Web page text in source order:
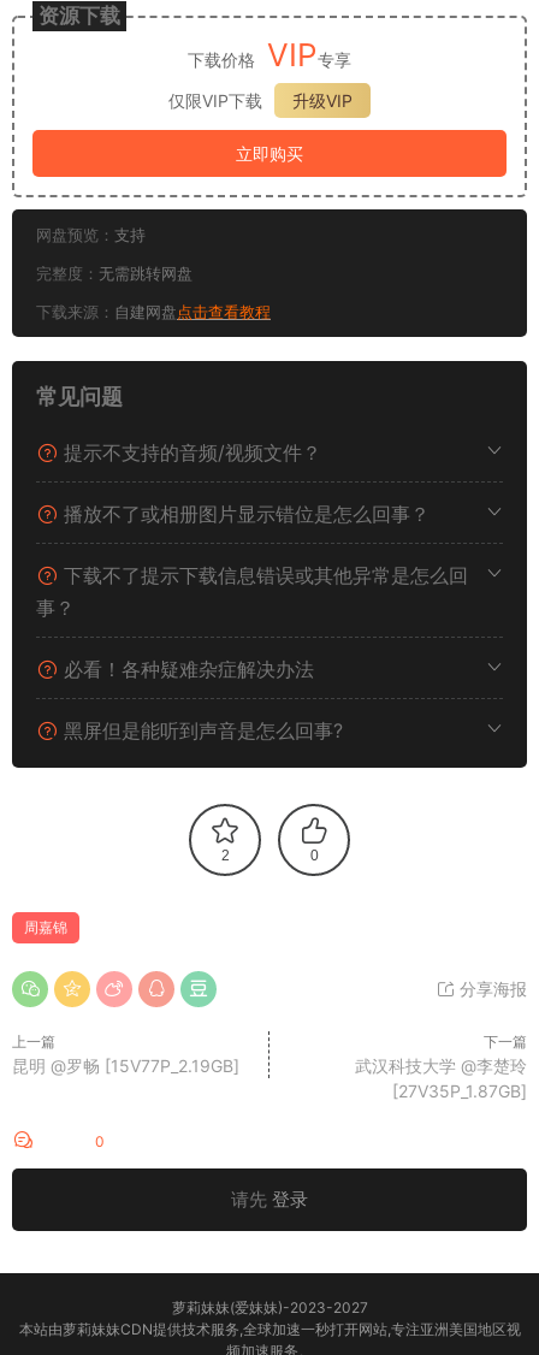
资源下载
下载价格 VIP专享
仅限VIP下载
升级VIP
立即购买
网盘预览： 支持
完整度： 无需跳转网盘
下载来源： 自建网盘点击查看教程
常见问题
提示不支持的音频/视频文件？
播放不了或相册图片显示错位是怎么回事？
下载不了提示下载信息错误或其他异常是怎么回
事？
必看！各种疑难杂症解决办法
黑屏但是能听到声音是怎么回事?
2 0
周嘉锦
分享海报
上一篇
昆明 @罗畅 [15V77P_2.19GB]
下一篇
武汉科技大学 @李楚玲
[27V35P_1.87GB]
0
请先 登录
萝莉妹妹(爱妹妹)-2023-2027
本站由萝莉妹妹CDN提供技术服务,全球加速一秒打开网站,专注亚洲美国地区视
频加速服务。